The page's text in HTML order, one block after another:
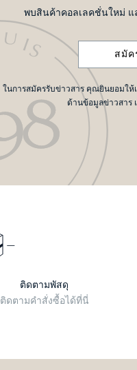
พบสินค้าคอลเลคชั่นใหม่ แ
สมัค
ในการสมัครรับข่าวสาร คุณยินยอมให้
ด้านข้อมูลข่าวสาร
ติดตามพัสดุ
ติดตามคำสั่งซื้อได้ที่นี่